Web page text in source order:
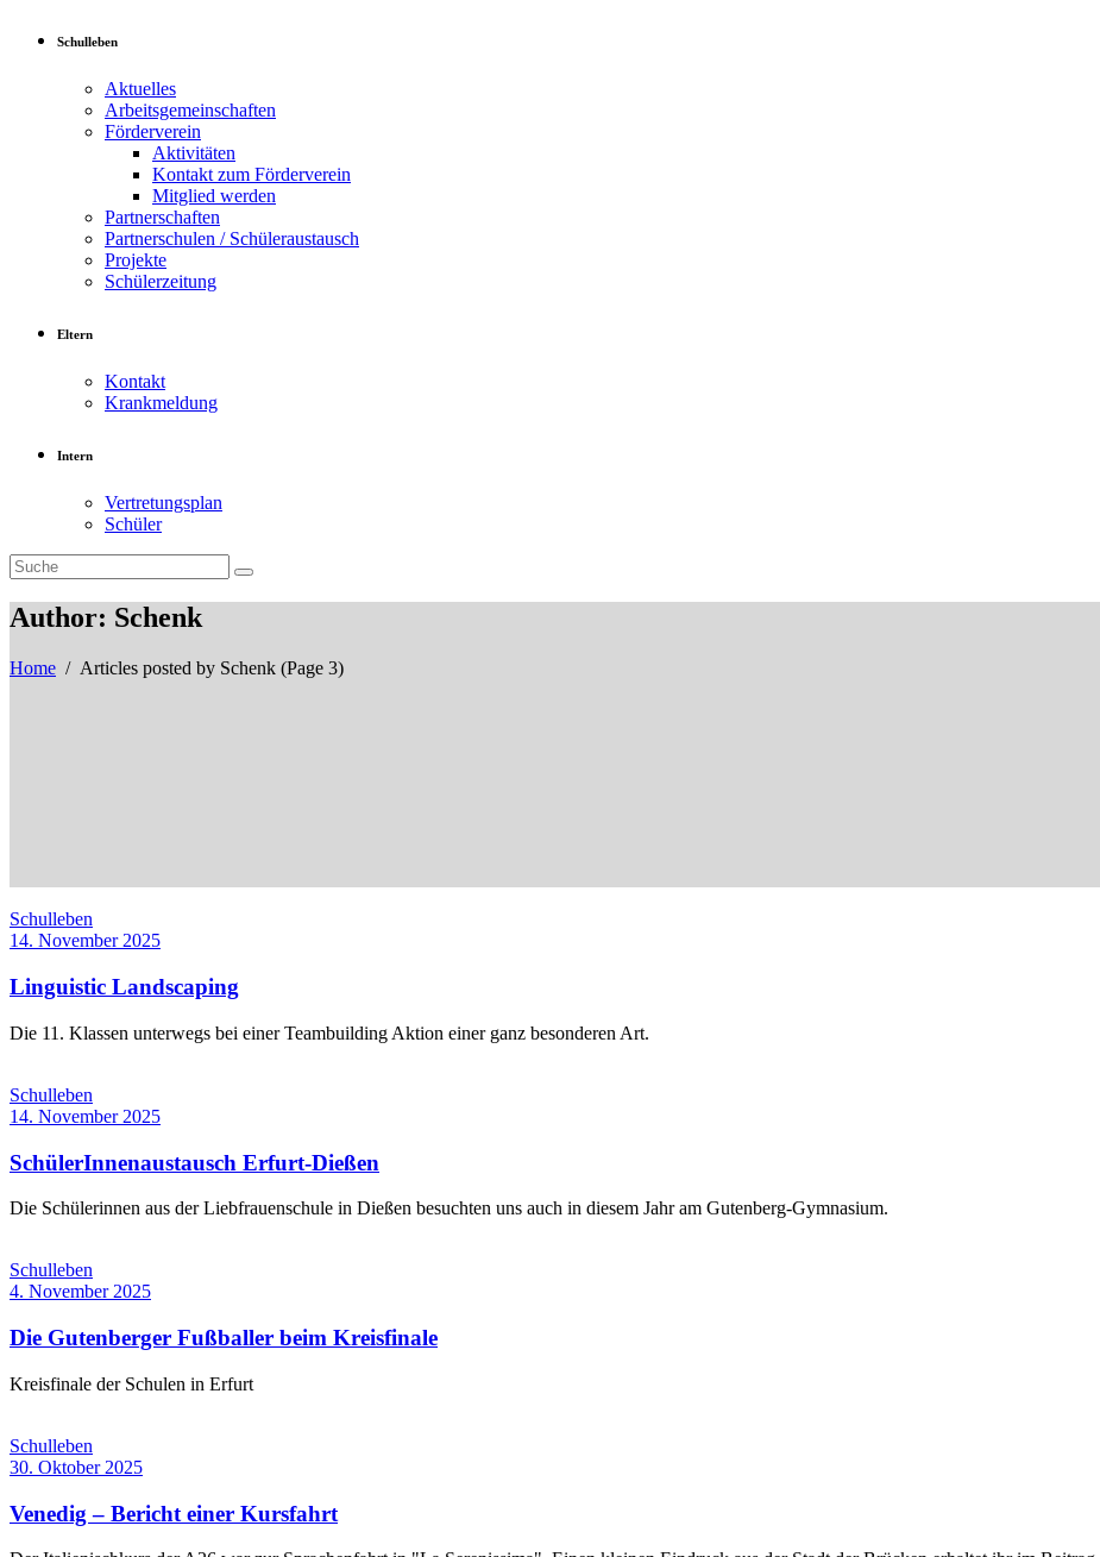
Schulleben
Aktuelles
Arbeitsgemeinschaften
Förderverein
Aktivitäten
Kontakt zum Förderverein
Mitglied werden
Partnerschaften
Partnerschulen / Schüleraustausch
Projekte
Schülerzeitung
Eltern
Kontakt
Krankmeldung
Intern
Vertretungsplan
Schüler
Author: Schenk
Home / Articles posted by Schenk (Page 3)
Schulleben
14. November 2025
Linguistic Landscaping
Die 11. Klassen unterwegs bei einer Teambuilding Aktion einer ganz besonderen Art.
Schulleben
14. November 2025
SchülerInnenaustausch Erfurt-Dießen
Die Schülerinnen aus der Liebfrauenschule in Dießen besuchten uns auch in diesem Jahr am Gutenberg-Gymnasium.
Schulleben
4. November 2025
Die Gutenberger Fußballer beim Kreisfinale
Kreisfinale der Schulen in Erfurt
Schulleben
30. Oktober 2025
Venedig – Bericht einer Kursfahrt